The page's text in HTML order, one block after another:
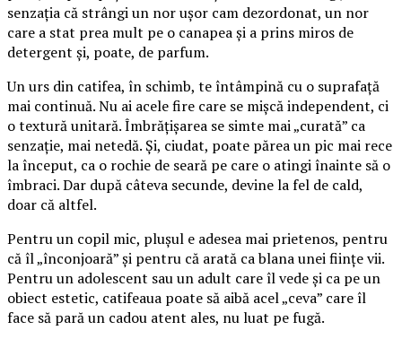
senzația că strângi un nor ușor cam dezordonat, un nor
care a stat prea mult pe o canapea și a prins miros de
detergent și, poate, de parfum.
Un urs din catifea, în schimb, te întâmpină cu o suprafață
mai continuă. Nu ai acele fire care se mișcă independent, ci
o textură unitară. Îmbrățișarea se simte mai „curată” ca
senzație, mai netedă. Și, ciudat, poate părea un pic mai rece
la început, ca o rochie de seară pe care o atingi înainte să o
îmbraci. Dar după câteva secunde, devine la fel de cald,
doar că altfel.
Pentru un copil mic, plușul e adesea mai prietenos, pentru
că îl „înconjoară” și pentru că arată ca blana unei ființe vii.
Pentru un adolescent sau un adult care îl vede și ca pe un
obiect estetic, catifeaua poate să aibă acel „ceva” care îl
face să pară un cadou atent ales, nu luat pe fugă.